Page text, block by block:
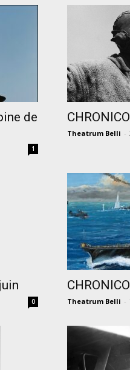
de
1
Theatrum Belli -
0 Theatrum Belli -